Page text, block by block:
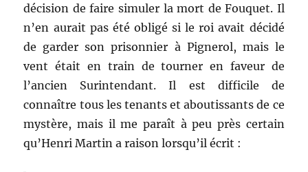
décision de faire simuler la mort de Fouquet. Il
n’en aurait pas été obligé si le roi avait décidé
de garder son prisonnier à Pignerol, mais le
vent était en train de tourner en faveur de
l’ancien Surintendant. Il est difficile de
connaître tous les tenants et aboutissants de ce
mystère, mais il me paraît à peu près certain
qu’Henri Martin a raison lorsqu’il écrit :